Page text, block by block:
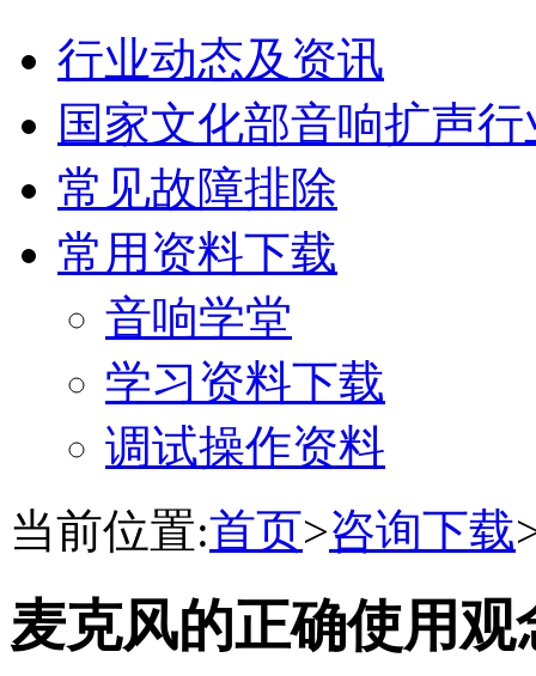
行业动态及资讯
国家文化部音响扩声
常见故障排除
常用资料下载
音响学堂
学习资料下载
调试操作资料
当前位置:首页>咨询下载
麦克风的正确使用观